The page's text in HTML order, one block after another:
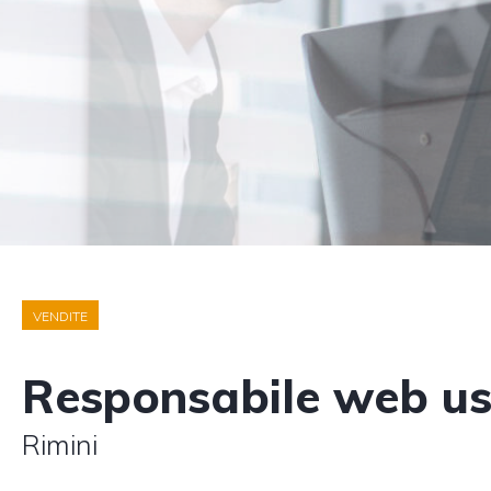
VENDITE
Responsabile web
Rimini